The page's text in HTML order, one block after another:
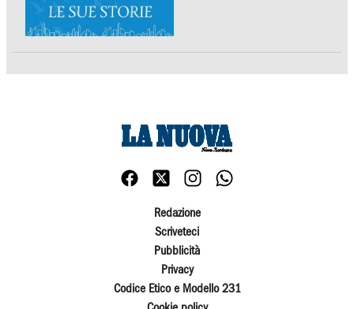
Redazione
Scriveteci
Pubblicità
Privacy
Codice Etico e Modello 231